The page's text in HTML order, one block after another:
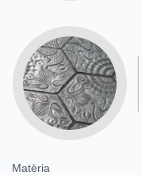
Matèria